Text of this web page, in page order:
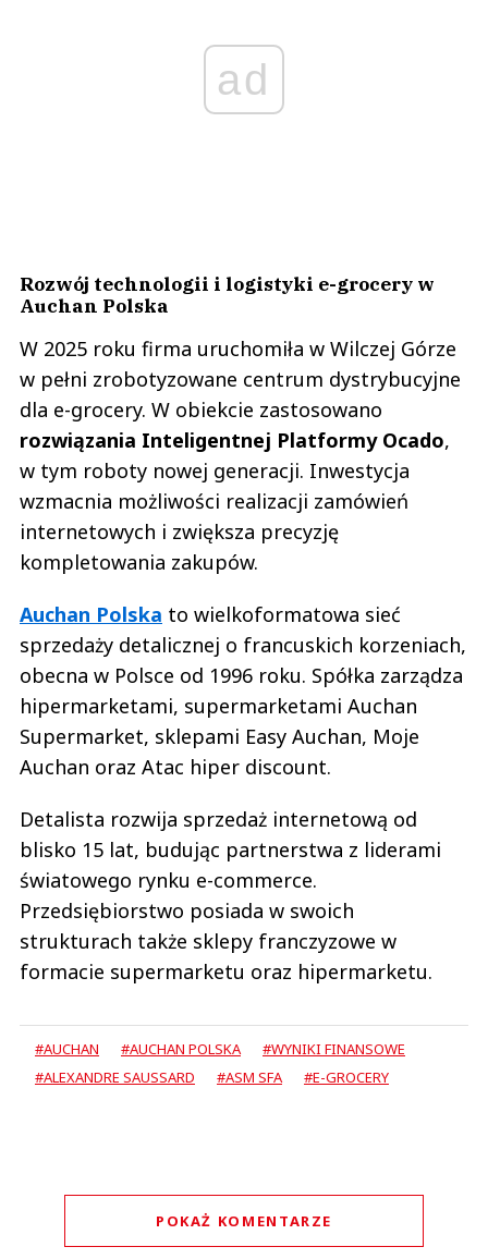
ad
Rozwój technologii i logistyki e-grocery w
Auchan Polska
W 2025 roku firma uruchomiła w Wilczej Górze
w pełni zrobotyzowane centrum dystrybucyjne
dla e-grocery. W obiekcie zastosowano
rozwiązania Inteligentnej Platformy Ocado,
w tym roboty nowej generacji. Inwestycja
wzmacnia możliwości realizacji zamówień
internetowych i zwiększa precyzję
kompletowania zakupów.
Auchan Polska to wielkoformatowa sieć
sprzedaży detalicznej o francuskich korzeniach,
obecna w Polsce od 1996 roku. Spółka zarządza
hipermarketami, supermarketami Auchan
Supermarket, sklepami Easy Auchan, Moje
Auchan oraz Atac hiper discount.
Detalista rozwija sprzedaż internetową od
blisko 15 lat, budując partnerstwa z liderami
światowego rynku e-commerce.
Przedsiębiorstwo posiada w swoich
strukturach także sklepy franczyzowe w
formacie supermarketu oraz hipermarketu.
#AUCHAN #AUCHAN POLSKA
#WYNIKI FINANSOWE
#ALEXANDRE SAUSSARD
#ASM SFA #E-GROCERY
POKAŻ KOMENTARZE